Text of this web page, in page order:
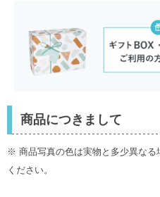
商品につきまして
※ 商品写真の色は実物と多少異な
ください。